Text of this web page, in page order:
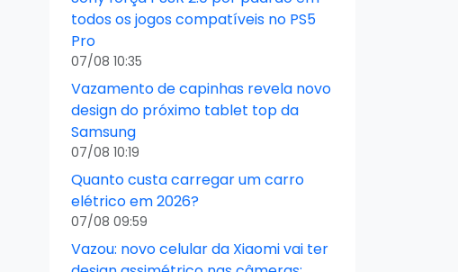
todos os jogos compatíveis no PS5
Pro
07/08 10:35
Vazamento de capinhas revela novo
design do próximo tablet top da
Samsung
07/08 10:19
Quanto custa carregar um carro
elétrico em 2026?
07/08 09:59
Vazou: novo celular da Xiaomi vai ter